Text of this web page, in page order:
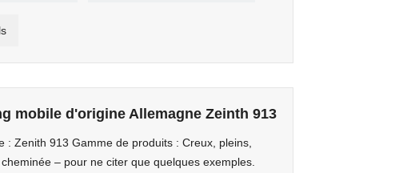
mobile d'origine Allemagne Zeinth 913
: Zenith 913 Gamme de produits : Creux, pleins,
– pour ne citer que quelques exemples.